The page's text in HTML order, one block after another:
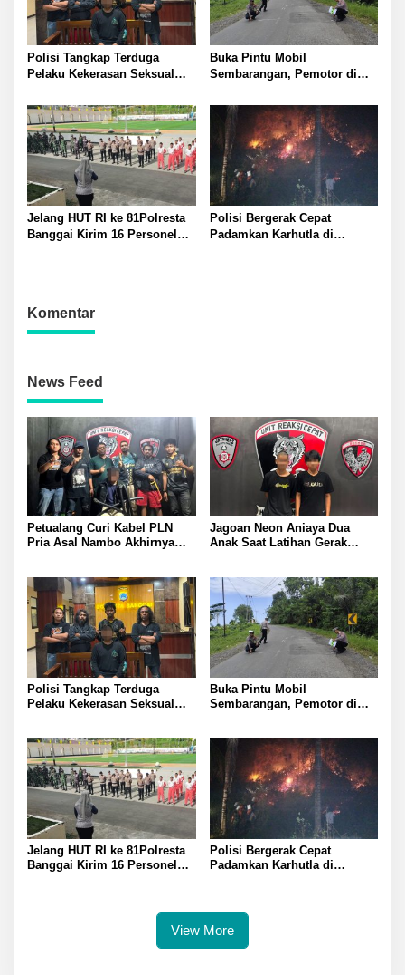
Polisi Tangkap Terduga
Pelaku Kekerasan Seksual
Luwuk
Buka Pintu Mobil
Sembarangan, Pemotor di
Lakukan Olah TKP
Jelang HUT RI ke 81Polresta
Banggai Kirim 16 Personel
Polisi Bergerak Cepat
Padamkan Karhutla di
Komentar
News Feed
Petualang Curi Kabel PLN
Pria Asal Nambo Akhirnya
Jagoan Neon Aniaya Dua
Anak Saat Latihan Gerak
Polisi Tangkap Terduga
Pelaku Kekerasan Seksual
Buka Pintu Mobil
Sembarangan, Pemotor di
Jelang HUT RI ke 81Polresta
Banggai Kirim 16 Personel
Polisi Bergerak Cepat
Padamkan Karhutla di
View More